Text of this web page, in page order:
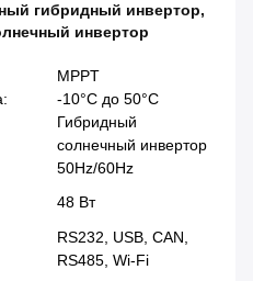
гибридный инвертор,
инвертор
MPPT
-10°C до 50°C
Гибридный
солнечный инвертор
50Hz/60Hz
48 Вт
RS232, USB, CAN,
RS485, Wi-Fi